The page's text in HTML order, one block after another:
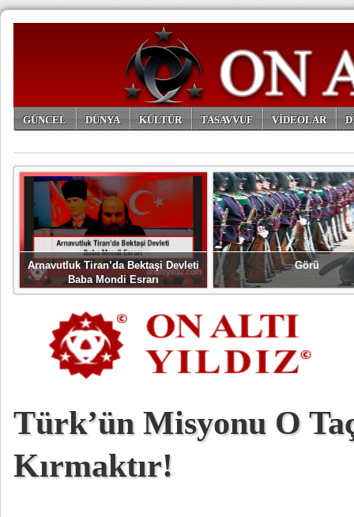
GÜNCEL DÜNYA KÜLTÜR TASAVVUF VİDEOLAR
Arnavutluk Tiran’da Bektaşi Devleti
Baba Mondi Esrarı
Görü
Türk’ün Misyonu O
Kırmaktır!